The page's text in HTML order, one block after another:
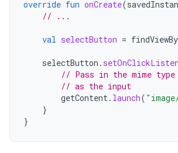
override fun onCreate(
// ...
val selectButton =
selectButton .
// Pass in the mime
// as the input
getContent. launch(
}
}